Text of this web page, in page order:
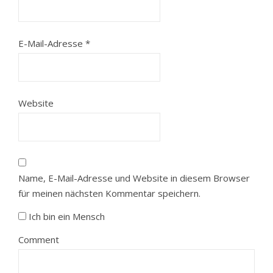
E-Mail-Adresse *
Website
Name, E-Mail-Adresse und Website in diesem Browser
für meinen nächsten Kommentar speichern.
Ich bin ein Mensch
Comment